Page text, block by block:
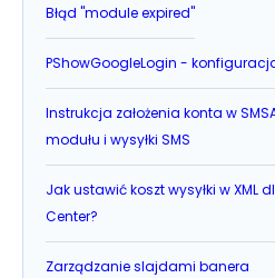
Błąd "module expired"
PShowGoogleLogin -
Instrukcja założenia konta w
modułu i wysyłki SMS
Jak ustawić koszt wysyłki w XML
Center?
Zarządzanie slajdami banera